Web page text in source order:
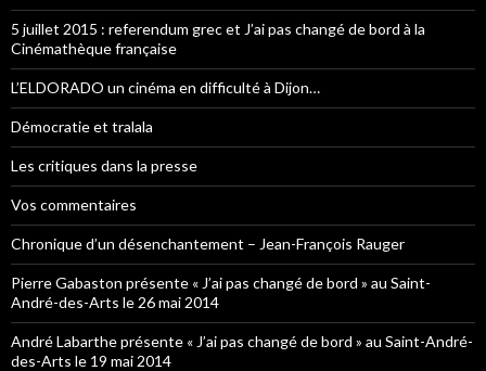
5 juillet 2015 : referendum grec et J’ai pas changé de bord à la
Cinémathèque française
L’ELDORADO un cinéma en difficulté à Dijon…
Démocratie et tralala
Les critiques dans la presse
Vos commentaires
Chronique d’un désenchantement – Jean-François Rauger
Pierre Gabaston présente « J’ai pas changé de bord » au Saint-
André-des-Arts le 26 mai 2014
André Labarthe présente « J’ai pas changé de bord » au Saint-André-
des-Arts le 19 mai 2014